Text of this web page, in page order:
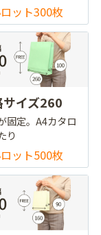
ット300枚
サイズ260
固定。A4カタロ
り
ット500枚